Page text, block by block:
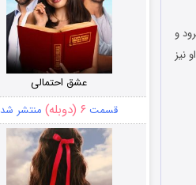
و
نیز
عشق احتمالی
قسمت ۶ (دوبله) منتشر شد